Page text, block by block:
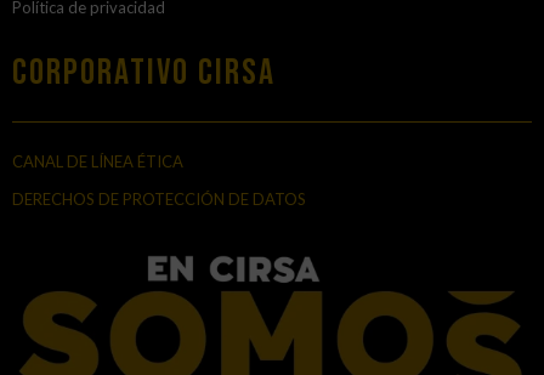
Política de privacidad
Corporativo Cirsa
CANAL DE LÍNEA ÉTICA
DERECHOS DE PROTECCIÓN DE DATOS